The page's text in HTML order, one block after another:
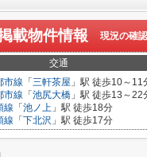
載物件情報 現況の確
交通
市線 「 三軒茶屋 」駅 徒歩10～11
市線 「 池尻大橋 」駅 徒歩13～22
線 「 池ノ上 」駅 徒歩18分
線 「 下北沢 」駅 徒歩17分